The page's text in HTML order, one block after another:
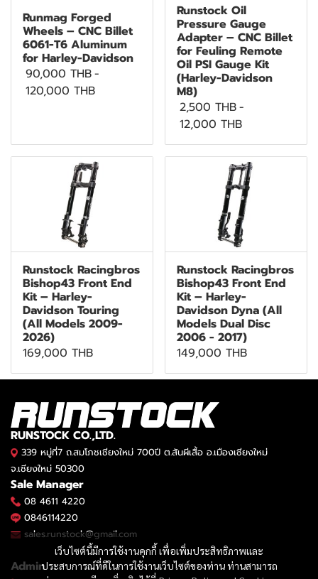
Runmag Forged
Wheels – CNC Billet
6061-T6 Aluminum
for Harley-Davidson
90,000 THB-
120,000 THB
Runstock Oil
Pressure Gauge
Adapter – CNC Billet
for Feuling Remote
Oil PSI Gauge Kit
(Harley-Davidson
M8)
2,500 THB-
12,000 THB
Runstock Racingbros
Bishop43 Front End
Kit – Harley-
Davidson Touring
(All Models 2009-
2026)
169,000 THB
Runstock Racingbros
Bishop43 Front End
Kit – Harley-
Davidson Dyna (All
Models Dual Disc
2006 - 2017)
149,000 THB
เว็บไซต์นี้มีการใช้งานคุกกี้ เพื่อเพิ่มประสิทธิภาพและ
ประสบการณ์ที่ดีในการใช้งานเว็บไซต์ของท่าน ท่านสามารถ
RUNSTOCK CO.,LTD.
339 หมู่ที่7 ถ.สมโภชเชียงใหม่ 700ปี ต.สันผีเสื้อ อ.เมืองเชียงใหม่
จ.เชียงใหม่ 50300
Sale Manager
08 4611 4220
0846114220
sales.runstock@gmail.com
Admin